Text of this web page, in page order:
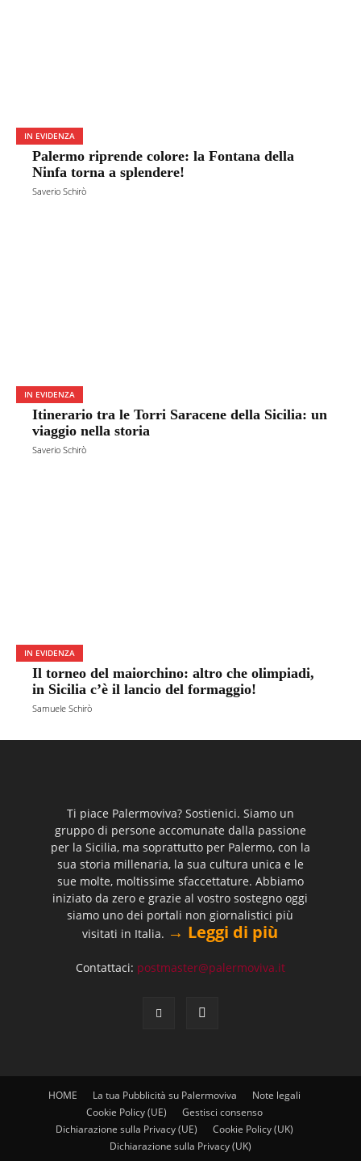
IN EVIDENZA
Palermo riprende colore: la Fontana della
Ninfa torna a splendere!
Saverio Schirò
IN EVIDENZA
Itinerario tra le Torri Saracene della Sicilia: un
viaggio nella storia
Saverio Schirò
IN EVIDENZA
Il torneo del maiorchino: altro che olimpiadi,
in Sicilia c’è il lancio del formaggio!
Samuele Schirò
Ti piace Palermoviva? Sostienici. Siamo un
gruppo di persone accomunate dalla passione
per la Sicilia, ma soprattutto per Palermo, con la
sua storia millenaria, la sua cultura unica e le
sue molte, moltissime sfaccettature. Abbiamo
iniziato da zero e grazie al vostro sostegno oggi
siamo uno dei portali non giornalistici più
visitati in Italia. → Leggi di più
Contattaci: postmaster@palermoviva.it
HOME La tua Pubblicità su Palermoviva
Note legali
Cookie Policy (UE)
Gestisci consenso
Dichiarazione sulla Privacy (UE)
Cookie Policy (UK)
Dichiarazione sulla Privacy (UK)